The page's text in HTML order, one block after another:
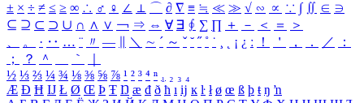
± × ÷ ≠ ≤ ≥ ∞ ∴ ♂ ♀ ∠ ⊥ ⌒ ∂ ∇ ≡ ≒ ≪ ≫ √ ∽ ∝ ∵ ∫ ∬ ∈ ∋
⊆ ⊇ ⊂ ⊃ ∪ ∩ ∧ ∨ ￢ ⇒ ⇔ ∀ ∃ ∮ ∑ ∏ ＋ － ＜ ＝
＞
、
。 · ‥ … ¨ 〃 ― ＼ ∼ ´ ～ ˇ ˘ ˝ ˚ ˙ ¸ ¡ ¿ ː ！ ＇ ， ． ／
：
；
？ ＾ ｀
½ ⅓ ⅔ ¼ ¾ ⅛ ⅜ ⅝ ⅞ ¹ ² ³ ⁴ ⁿ ₁ ₂ ₃ ₄
Æ Ð Ħ Ĳ Ł Ø Œ Þ Ŧ Ŋ æ đ ð ħ ı ĳ ĸ ŀ ł ø œ ß þ ŧ ŋ ŉ